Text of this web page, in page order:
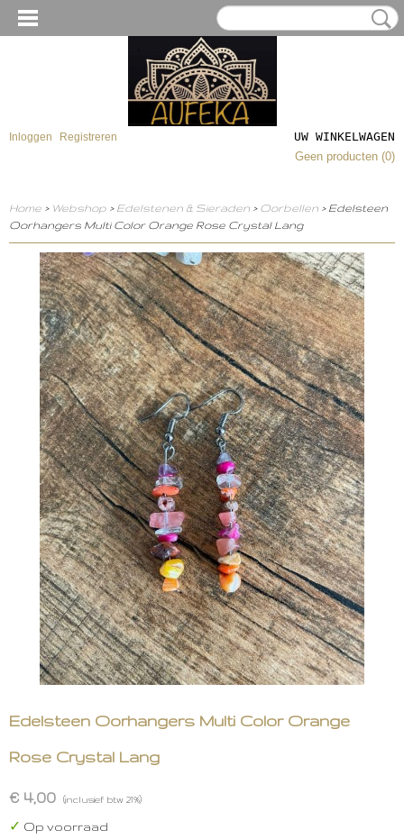
Inloggen Registreren
UW WINKELWAGEN
Geen producten (0)
Home > Webshop > Edelstenen & Sieraden > Oorbellen > Edelsteen
Oorhangers Multi Color Orange Rose Crystal Lang
Edelsteen Oorhangers Multi Color Orange
Rose Crystal Lang
€ 4,00 (inclusief btw 21%)
✓ Op voorraad